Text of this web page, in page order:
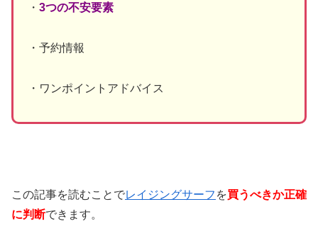
・ 3つの不安要素
・予約情報
・ワンポイントアドバイス
この記事を読むことでレイジングサーフ を買うべきか正確
に判断できます。